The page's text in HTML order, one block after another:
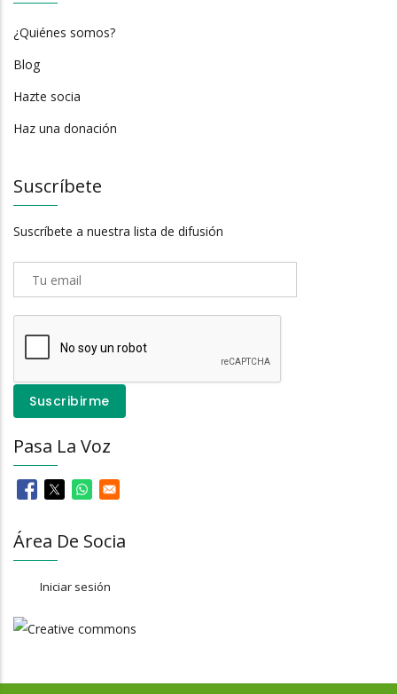
¿Quiénes somos?
Blog
Hazte socia
Haz una donación
Suscríbete
Suscríbete a nuestra lista de difusión
Pasa La Voz
Área De Socia
Iniciar sesión